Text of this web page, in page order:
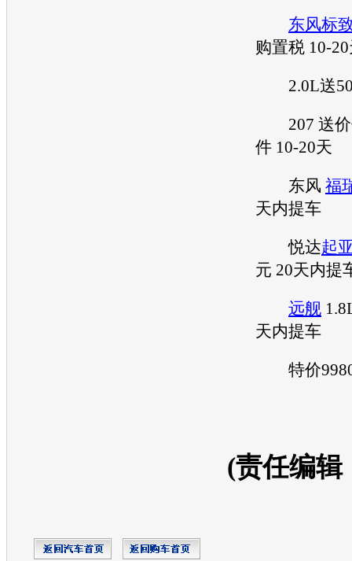
东风标
购置税 10-
2.0L送
207 送价
件 10-20天
东风 福
天内提车
悦达起
元 20天内提
远舰
天内提车
特价
(责任编辑